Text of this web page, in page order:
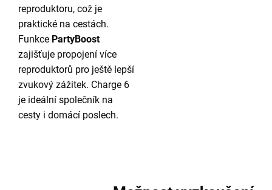
reproduktoru, což je
praktické na cestách.
Funkce PartyBoost
zajišťuje propojení více
reproduktorů pro ještě lepší
zvukový zážitek. Charge 6
je ideální společník na
cesty i domácí poslech.